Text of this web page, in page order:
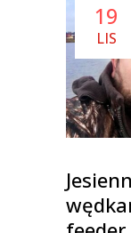
19
LIS